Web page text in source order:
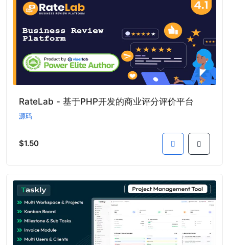
RateLab - 基于PHP开发的商业评分评价平台
源码
$1.50